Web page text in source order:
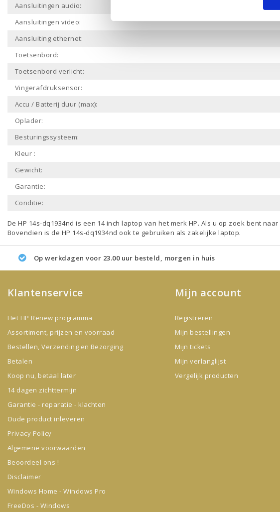
Aansluitingen audio:
Aansluitingen video:
Aansluiting ethernet:
Toetsenbord:
Toetsenbord verlicht:
Vingerafdruksensor:
Accu / Batterij duur (max):
Oplader:
Besturingssysteem:
Kleur :
Gewicht:
Garantie:
Conditie:
De HP 14s-dq1934nd is een 14 inch laptop van het merk HP. Als u op zoek bent
Bovendien is de HP 14s-dq1934nd ook te gebruiken als zakelijke laptop.
Op werkdagen voor 23.00 uur besteld, morgen in huis
Klantenservice
Het HP Renew programma
Assortiment, prijzen en voorraad
Bestellen, Verzending en Bezorging
Betalen
Koop nu, betaal later
14 dagen zichttermijn
Garantie - reparatie - klachten
Oude product inleveren
Privacy Policy
Algemene voorwaarden
Beoordeel ons !
Disclaimer
Windows Home - Windows Pro
FreeDos - Windows
Mijn account
Registreren
Mijn bestellingen
Mijn tickets
Mijn verlanglijst
Vergelijk producten